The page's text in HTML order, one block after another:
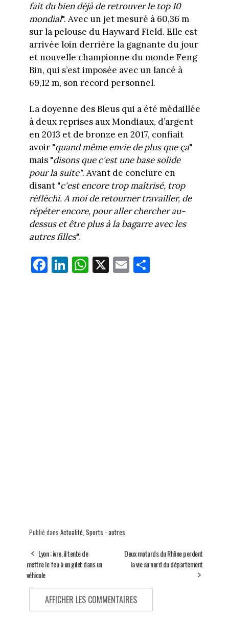
fait du bien déjà de retrouver le top 10
mondial". Avec un jet mesuré à 60,36 m
sur la pelouse du Hayward Field. Elle est
arrivée loin derrière la gagnante du jour
et nouvelle championne du monde Feng
Bin, qui s’est imposée avec un lancé à
69,12 m, son record personnel.
La doyenne des Bleus qui a été médaillée
à deux reprises aux Mondiaux, d’argent
en 2013 et de bronze en 2017, confiait
avoir "quand même envie de plus que ça"
mais "disons que c'est une base solide
pour la suite". Avant de conclure en
disant "c'est encore trop maîtrisé, trop
réfléchi. A moi de retourner travailler, de
répéter encore, pour aller chercher au-
dessus et être plus à la bagarre avec les
autres filles".
Fa
ce
Li
nk
W
ha
X E
m
Pa
Publié dans Actualité, Sports - autres
Lyon : ivre, il tente de
mettre le feu à un gilet dans un
véhicule
Deux motards du Rhône perdent
la vie au nord du département
AFFICHER LES COMMENTAIRES